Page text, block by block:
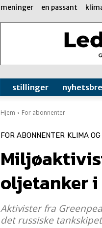
meninger en passant
stillinger
Hjem For abonnenter
FOR ABONNENTER KLIMA
oljetanker
Aktivister fra
det russiske